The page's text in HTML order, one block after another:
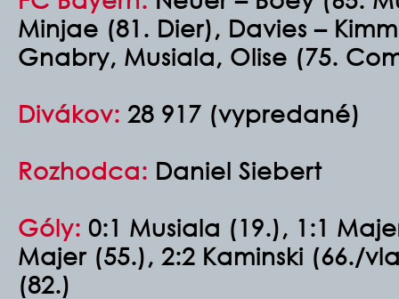
Minjae (81. Dier), Davies –
Gnabry, Musiala, Olise (75.
Divákov: 28 917 (vypredané)
Rozhodca: Daniel Siebert
Góly: 0:1 Musiala (19.), 1:1
Majer (55.), 2:2 Kaminski (66./
(82.)